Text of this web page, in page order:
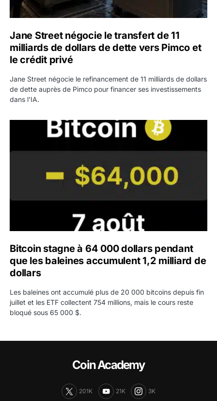
Jane Street négocie le transfert de 11
milliards de dollars de dette vers Pimco et
le crédit privé
Jane Street négocie le refinancement de 11 milliards de dollars
de dette auprès de Pimco pour financer ses investissements
dans l'IA.
Bitcoin stagne à 64 000 dollars pendant que les
Bitcoin stagne à 64 000 dollars pendant
que les baleines accumulent 1,2 milliard de
dollars
Les baleines ont accumulé plus de 20 000 bitcoins depuis fin
juillet et les ETF collectent 754 millions, mais le cours reste
bloqué sous 65 000 $.
Coin Academy
201K 21K 3K